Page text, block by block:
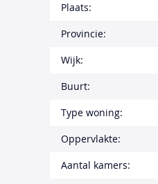
Plaats:
Provincie:
Wijk:
Buurt:
Type woning:
Oppervlakte:
Aantal kamers: